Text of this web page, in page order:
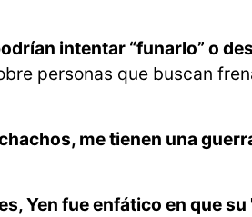
intentar “funarlo” o
personas que buscan
me tienen una
Yen fue enfático en que